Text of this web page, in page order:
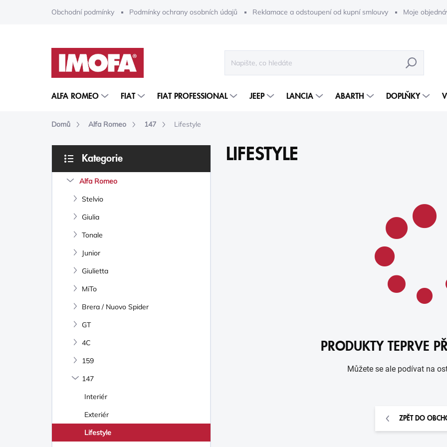
Obchodní podmínky Podmínky ochrany osobních údajů Reklamace a odstoupení od kupní smlouvy Moje
HLEDAT
ALFA ROMEO FIAT FIAT PROFESSIONAL JEEP LANCIA ABARTH DOPLŇKY
Domů Alfa Romeo 147 Lifestyle
S
Přeskočit
kategorie
Kategorie
Alfa Romeo
Stelvio
Giulia
Tonale
Junior
Giulietta
MiTo
Brera / Nuovo Spider
GT
4C
159
147
Interiér
Exteriér
Lifestyle
LIFESTYLE
PRODUKTY TEPRVE
Můžete se ale podívat na
ZPĚT DO